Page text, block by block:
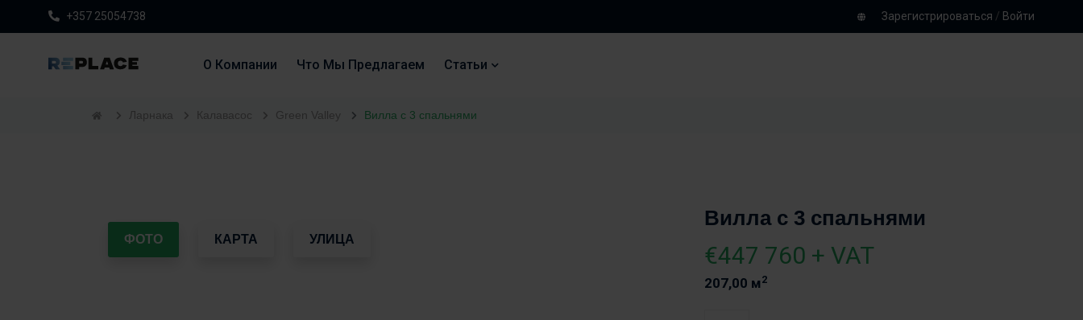
+357 25054738 Зарегистрироваться / Войти
О Компании Что Мы Предлагаем Статьи
Ларнака Калавасос Green Valley Вилла с 3 спальнями
Вилла с 3 спальнями
€447 760 + VAT
207,00 м2
ФОТО КАРТА УЛИЦА